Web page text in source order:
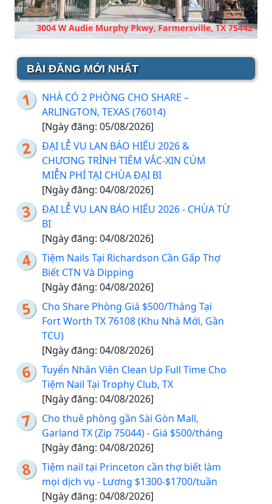
BÀI ĐĂNG MỚI NHẤT
NHÀ CÓ 2 PHÒNG CHO SHARE –
ARLINGTON, TEXAS (76014)
[Ngày đăng: 05/08/2026]
ĐẠI LỄ VU LAN BÁO HIẾU 2026 &
CHƯƠNG TRÌNH TIÊM VẮC-XIN CÚM
MIỄN PHÍ TẠI CHÙA ĐẠI BI
[Ngày đăng: 04/08/2026]
ĐẠI LỄ VU LAN BÁO HIẾU 2026 - CHÙA TỪ
BI
[Ngày đăng: 04/08/2026]
Tiệm Nails Tại Richardson Cần Gấp Thợ
Biết CTN Và Dipping
[Ngày đăng: 04/08/2026]
Cho Share Phòng Giá $500/Tháng Tại
Fort Worth TX 76108 (Khu Nhà Mới, Gần
TCU)
[Ngày đăng: 04/08/2026]
Tuyển Nhân Viên Clean Up Full Time Cho
Tiệm Nail Tại Trophy Club, TX
[Ngày đăng: 04/08/2026]
Cho thuê phòng gần Sài Gòn Mall,
Garland TX (Zip 75044) - Giá $500/tháng
[Ngày đăng: 04/08/2026]
Tiệm nail tại Princeton cần thợ biết làm
mọi dịch vụ - Lương $1300-$1700/tuần
[Ngày đăng: 04/08/2026]